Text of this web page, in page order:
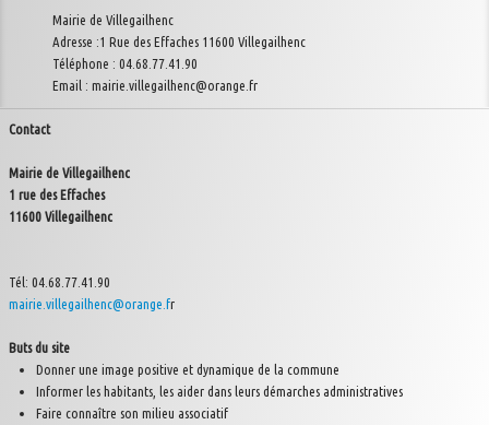
Mairie de Villegailhenc
Adresse :1 Rue des Effaches 11600 Villegailhenc
Téléphone : 04.68.77.41.90
Email : mairie.villegailhenc@orange.fr
Contact
Mairie de Villegailhenc
1 rue des Effaches
11600 Villegailhenc
Tél: 04.68.77.41.90
mairie.villegailhenc@orange.fr
Buts du site
Donner une image positive et dynamique de la commune
Informer les habitants, les aider dans leurs démarches administratives
Faire connaître son milieu associatif